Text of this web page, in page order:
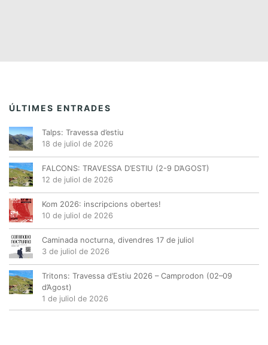
ÚLTIMES ENTRADES
Talps: Travessa d’estiu
18 de juliol de 2026
FALCONS: TRAVESSA D’ESTIU (2-9 D’AGOST)
12 de juliol de 2026
Kom 2026: inscripcions obertes!
10 de juliol de 2026
Caminada nocturna, divendres 17 de juliol
3 de juliol de 2026
Tritons: Travessa d’Estiu 2026 – Camprodon (02–09
d’Agost)
1 de juliol de 2026